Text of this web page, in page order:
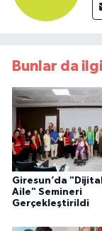
Bunlar da
Giresun’da
Aile" Semineri
Gerçekleştirildi